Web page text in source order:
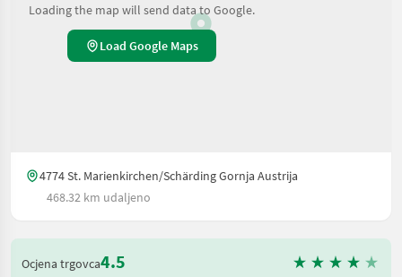
Loading the map will send data to Google.
Load Google Maps
4774 St. Marienkirchen/Schärding Gornja Austrija
468.32 km udaljeno
Ocjena trgovca4.5